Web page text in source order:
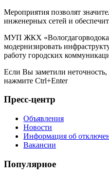
Мероприятия позволят
инженерных сетей и
МУП ЖКХ
модернизировать
работу городских
Если Вы заметили неточность,
нажмите Ctrl+Enter
Пресс-центр
Объявления
Новости
Информация об
Вакансии
Популярное